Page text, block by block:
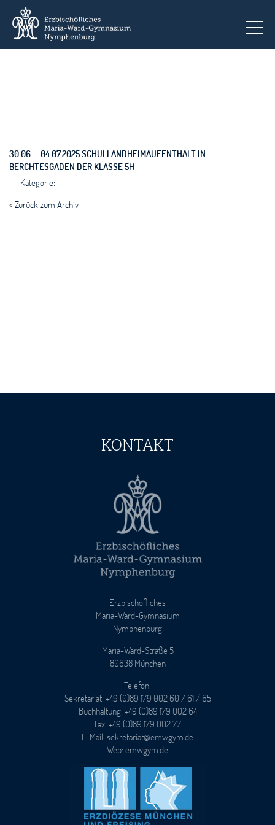
30.06. – 04.07.2025 SCHULLANDHEIMAUFENTHALT IN
BERCHTESGADEN DER KLASSE 5H
- Kategorie:
< Zurück zum Archiv
KONTAKT
Erzbischöfliches
Maria-Ward-Gymnasium
Nymphenburg
Maria-Ward-Straße 5
80638 München
Telefon:
Sekretariat: +49 (0)89 179 002 60 / 61 / 65
Buchhaltung: +49 (0)89 179 002 64
Fax: +49 (0)89 179 002 77
E-Mail: sekretariat@emwgym.de
Web: emwgym.de